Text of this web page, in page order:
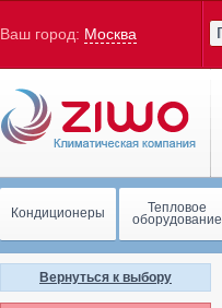
Ваш город: Москва
Кондиционеры Тепловое
оборудование
Вернуться к выбору